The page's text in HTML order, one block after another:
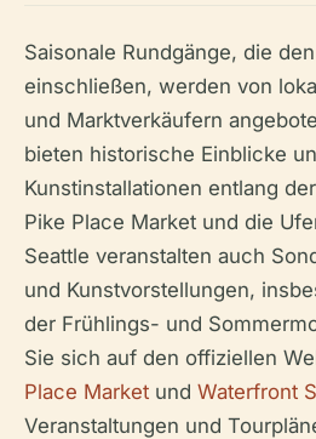
Saisonale Rundgänge, die
einschließen, werden von
und Marktverkäufern
bieten historische Einblicke
Kunstinstallationen entlang
Pike Place Market und die
Seattle veranstalten auch
und Kunstvorstellungen,
der Frühlings- und
Sie sich auf den offiziellen
Place Market und Waterfront
Veranstaltungen und